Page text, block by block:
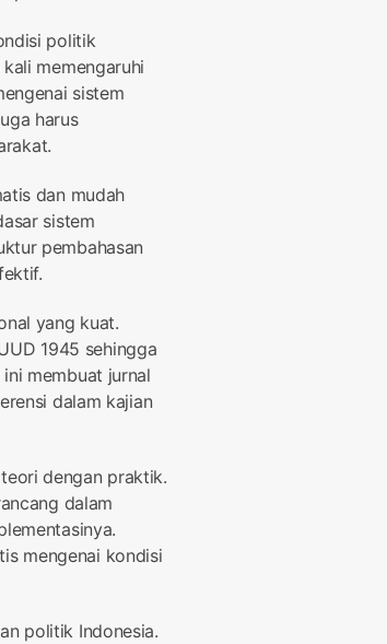
politik
memengaruhi
sistem
harus
dan mudah
sistem
pembahasan
yang kuat.
1945 sehingga
membuat jurnal
dalam kajian
dengan praktik.
dalam
mengenai kondisi
politik Indonesia.